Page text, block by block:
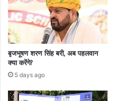
बृजभूषण शरण सिंह बरी, अब पहलवान
क्या करेंगे?
5 days ago